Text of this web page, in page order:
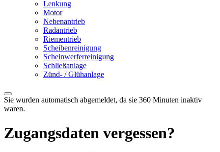
Lenkung
Motor
Nebenantrieb
Radantrieb
Riementrieb
Scheibenreinigung
Scheinwerferreinigung
Schließanlage
Zünd- / Glühanlage
Sie wurden automatisch abgemeldet, da sie 360 Minuten inaktiv
waren.
Zugangsdaten vergessen?